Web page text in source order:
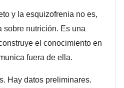
y la esquizofrenia no es,
sobre nutrición. Es una
el conocimiento en
fuera de ella.
Hay datos preliminares.